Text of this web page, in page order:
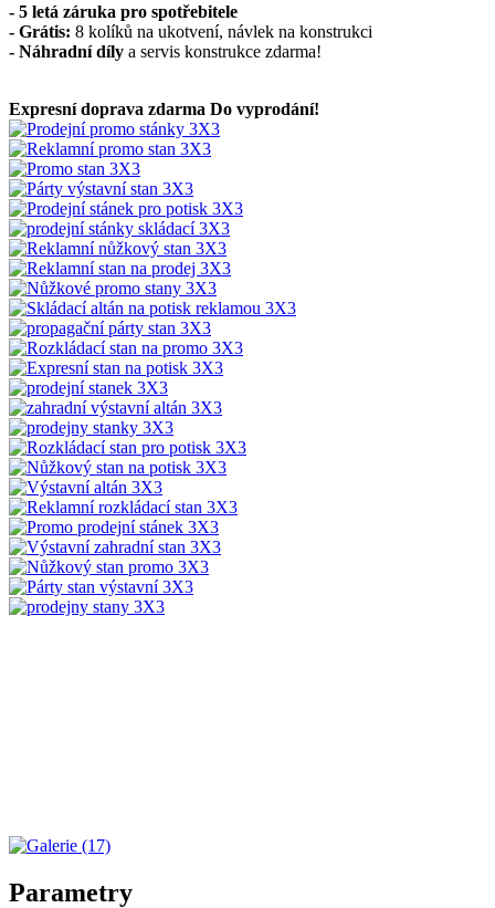
- 5 letá záruka pro spotřebitele
- Grátis: 8 kolíků na ukotvení, návlek na konstrukci
- Náhradní díly a servis konstrukce zdarma!
Expresní doprava zdarma Do vyprodání!
Parametry